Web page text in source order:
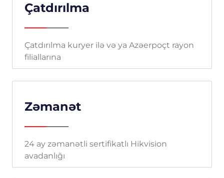
Çatdırılma
Çatdırılma kuryer ilə və ya Azəerpoçt rayon
filiallarına
Zəmanət
24 ay zəmanətli sertifikatlı Hikvision
avadanlığı